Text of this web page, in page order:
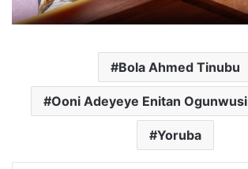
Bola Ahmed Tinubu
Ooni Adeyeye Enitan Ogunwusi
Yoruba